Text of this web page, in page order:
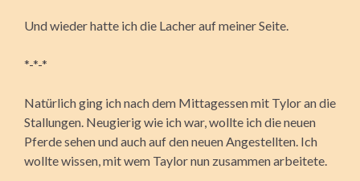
Und wieder hatte ich die Lacher auf meiner Seite.
*-*-*
Natürlich ging ich nach dem Mittagessen mit Tylor an die
Stallungen. Neugierig wie ich war, wollte ich die neuen
Pferde sehen und auch auf den neuen Angestellten. Ich
wollte wissen, mit wem Taylor nun zusammen arbeitete.